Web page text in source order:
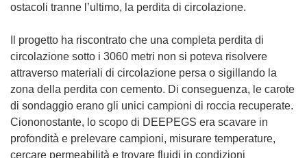
ostacoli tranne l’ultimo, la perdita di circolazione.
Il progetto ha riscontrato che una completa perdita di
circolazione sotto i 3060 metri non si poteva risolvere
attraverso materiali di circolazione persa o sigillando la
zona della perdita con cemento. Di conseguenza, le carote
di sondaggio erano gli unici campioni di roccia recuperate.
Ciononostante, lo scopo di DEEPEGS era scavare in
profondità e prelevare campioni, misurare temperature,
cercare permeabilità e trovare fluidi in condizioni